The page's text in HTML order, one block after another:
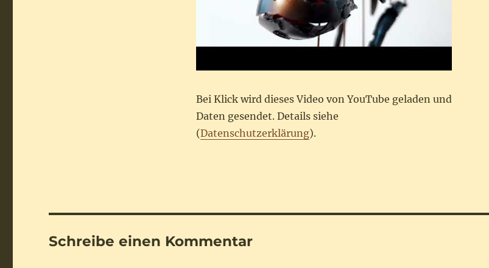
Bei Klick wird dieses Video von YouTube geladen und
Daten gesendet. Details siehe
(Datenschutzerklärung).
Schreibe einen Kommentar